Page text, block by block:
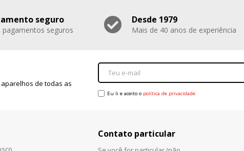
seguro
pagamentos seguros
Desde 1979
Mais de 40 anos de experiência
de todas as
Eu li e aceito o política de privacidade
Contato particular